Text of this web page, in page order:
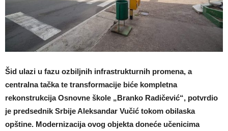
Šid ulazi u fazu ozbiljnih infrastrukturnih promena, a
centralna tačka te transformacije biće kompletna
rekonstrukcija Osnovne škole „Branko Radičević“, potvrdio
je predsednik Srbije Aleksandar Vučić tokom obilaska
opštine. Modernizacija ovog objekta doneće učenicima